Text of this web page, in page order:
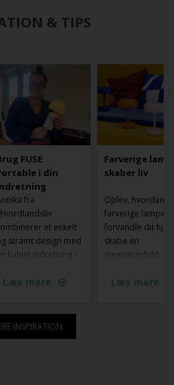
& TIPS
FUSE
i din
fra
et enkelt
stramt design med
kulørt indretning -
Portable fra Made by
Læs mere
Farverige
skaber liv
Oplev, hvordan
farverige lamper
forvandle dit
skabe en
stemningsfuld
unikke designs og
Læs mere
INSPIRATION